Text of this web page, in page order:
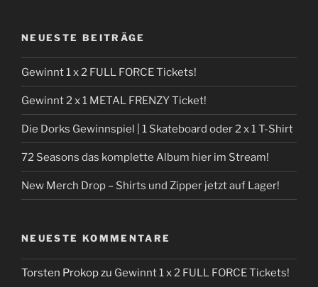
NEUESTE BEITRÄGE
Gewinnt 1 x 2 FULL FORCE Tickets!
Gewinnt 2 x 1 METAL FRENZY Ticket!
Die Dorks Gewinnspiel | 1 Skateboard oder 2 x 1 T-Shirt
72 Seasons das komplette Album hier im Stream!
New Merch Drop – Shirts und Zipper jetzt auf Lager!
NEUESTE KOMMENTARE
Torsten Prokopzu Gewinnt 1 x 2 FULL FORCE Tickets!